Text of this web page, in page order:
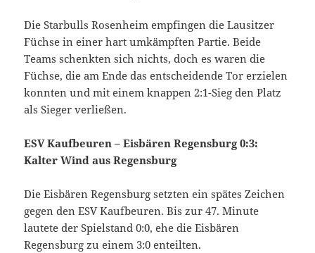
Die Starbulls Rosenheim empfingen die Lausitzer
Füchse in einer hart umkämpften Partie. Beide
Teams schenkten sich nichts, doch es waren die
Füchse, die am Ende das entscheidende Tor erzielen
konnten und mit einem knappen 2:1-Sieg den Platz
als Sieger verließen.
ESV Kaufbeuren – Eisbären Regensburg 0:3:
Kalter Wind aus Regensburg
Die Eisbären Regensburg setzten ein spätes Zeichen
gegen den ESV Kaufbeuren. Bis zur 47. Minute
lautete der Spielstand 0:0, ehe die Eisbären
Regensburg zu einem 3:0 enteilten.